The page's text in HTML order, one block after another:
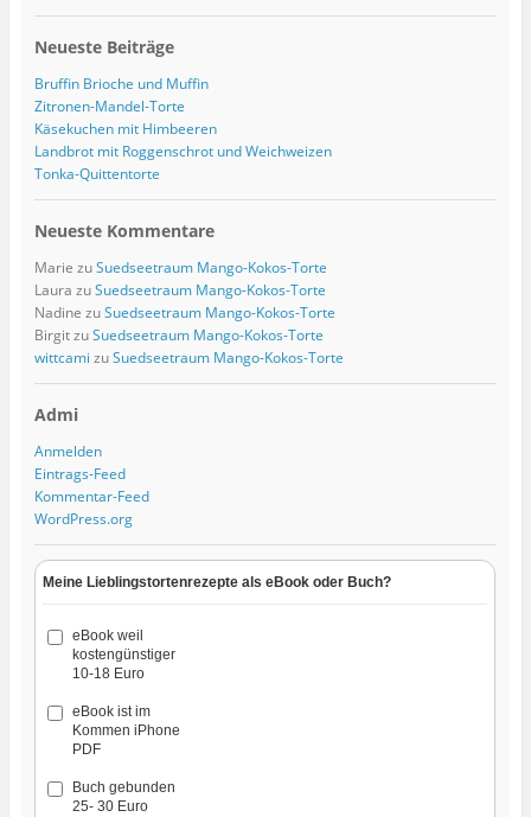
Neueste Beiträge
Bruffin Brioche und Muffin
Zitronen-Mandel-Torte
Käsekuchen mit Himbeeren
Landbrot mit Roggenschrot und Weichweizen
Tonka-Quittentorte
Neueste Kommentare
Marie zuSuedseetraum Mango-Kokos-Torte
Laura zuSuedseetraum Mango-Kokos-Torte
Nadine zuSuedseetraum Mango-Kokos-Torte
BirgitzuSuedseetraum Mango-Kokos-Torte
wittcami zuSuedseetraum Mango-Kokos-Torte
Admi
Anmelden
Eintrags-Feed
Kommentar-Feed
WordPress.org
Meine Lieblingstortenrezepte als eBook oder Buch?
eBook weil
kostengünstiger
10-18 Euro
eBook ist im
Kommen iPhone
PDF
Buch gebunden
25- 30 Euro